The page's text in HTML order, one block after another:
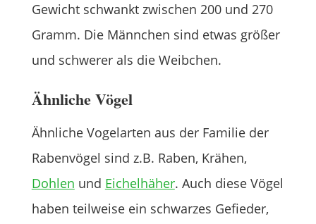
Gewicht schwankt zwischen 200 und 270
Gramm. Die Männchen sind etwas größer
und schwerer als die Weibchen.
Ähnliche Vögel
Ähnliche Vogelarten aus der Familie der
Rabenvögel sind z.B. Raben, Krähen,
Dohlen und Eichelhäher. Auch diese Vögel
haben teilweise ein schwarzes Gefieder,